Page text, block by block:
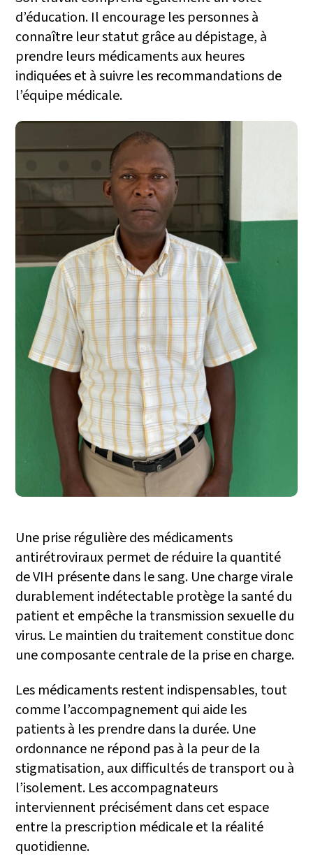
d’éducation. Il encourage les personnes à
connaître leur statut grâce au dépistage, à
prendre leurs médicaments aux heures
indiquées et à suivre les recommandations de
l’équipe médicale.
Une prise régulière des médicaments
antirétroviraux permet de réduire la quantité
de VIH présente dans le sang. Une charge virale
durablement indétectable protège la santé du
patient et empêche la transmission sexuelle du
virus. Le maintien du traitement constitue donc
une composante centrale de la prise en charge.
Les médicaments restent indispensables, tout
comme l’accompagnement qui aide les
patients à les prendre dans la durée. Une
ordonnance ne répond pas à la peur de la
stigmatisation, aux difficultés de transport ou à
l’isolement. Les accompagnateurs
interviennent précisément dans cet espace
entre la prescription médicale et la réalité
quotidienne.